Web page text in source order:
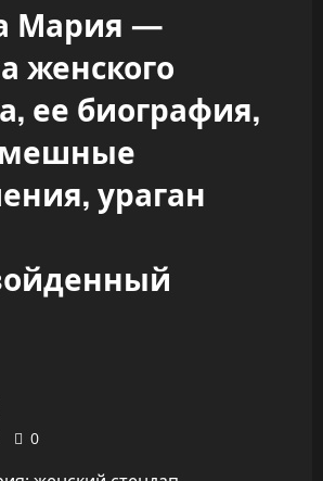
Мария —
женского
ее биография,
ураган
0